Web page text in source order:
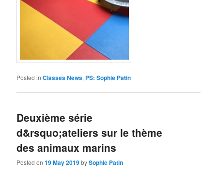
Posted in Classes News, PS: Sophie Patin
Deuxième série
d&rsquo;ateliers sur le thème
des animaux marins
Posted on19 May 2019bySophie Patin